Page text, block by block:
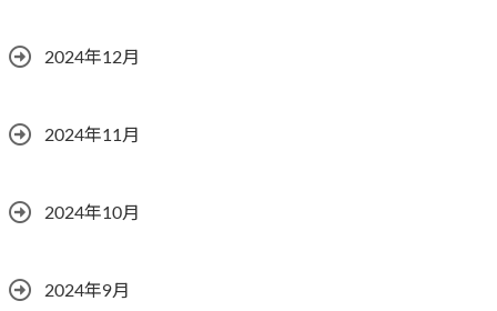
2024年12月
2024年11月
2024年10月
2024年9月